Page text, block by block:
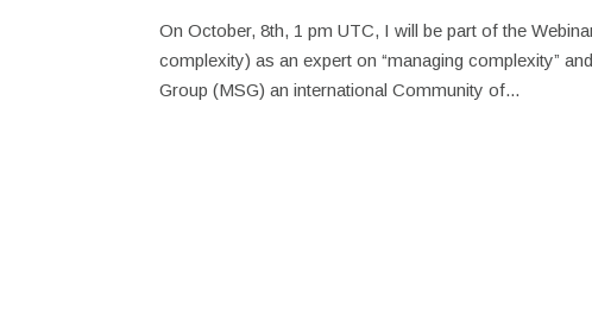
On October, 8th, 1 pm UTC, I will be part of the
complexity) as an expert on “managing complexity”
Group (MSG) an international Community of...